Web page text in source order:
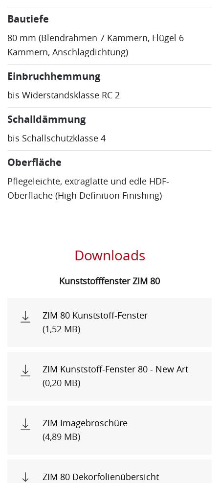
Bautiefe
80 mm (Blendrahmen 7 Kammern, Flügel 6
Kammern, Anschlagdichtung)
Einbruchhemmung
bis Widerstandsklasse RC 2
Schalldämmung
bis Schallschutzklasse 4
Oberfläche
Pflegeleichte, extraglatte und edle HDF-
Oberfläche (High Definition Finishing)
Downloads
KunststofffensterZIM 80
ZIM 80 Kunststoff-Fenster
(1,52 MB)
ZIM Kunststoff-Fenster 80 - New Art
(0,20 MB)
ZIM Imagebroschüre
(4,89 MB)
ZIM 80 Dekorfolienübersicht